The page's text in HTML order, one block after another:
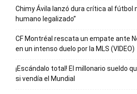
Chimy Ávila lanzó dura crítica al fútbol
humano legalizado”
CF Montréal rescata un empate ante
en un intenso duelo por la MLS (VIDEO)
¡Escándalo total! El millonario sueldo
si vendía el Mundial